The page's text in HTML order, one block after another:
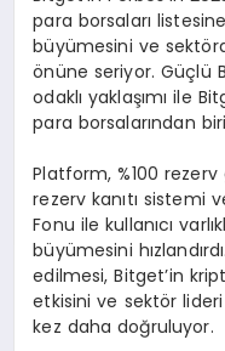
para borsaları
büyümesini ve
önüne seriyor. Güçlü
odaklı yaklaşımı ile
para borsalarından
Platform, %100
rezerv kanıtı sistemi
Fonu ile kullanıcı
büyümesini
edilmesi, Bitget’in
etkisini ve sektör lideri
kez daha doğruluyor.